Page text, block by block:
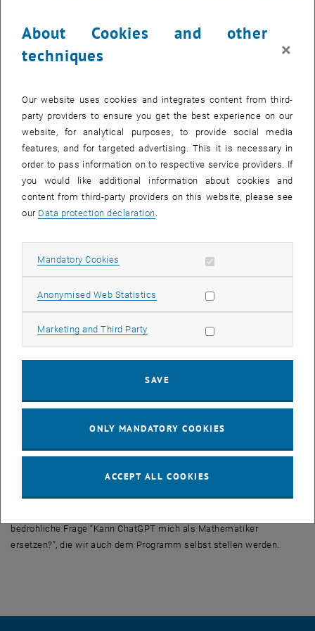
© privat
Wann & Wo?
Donnerstag, 23. März 2023, 18:00 Uhr
Freihaus TU Wien, Wiedner Hauptstraße 8-10, Hörsaal 8
Abstract
schreiben kann, ist derzeit in aller Munde (und auf allen
veröffentlicht, ist es in Nutzerzahlen die am schnellsten
Berichterstattung einen nüchternen (ernüchternden?) Blick auf
dieses “Large Language Model” werfen: Was kann es wirklich? Kann
hinaus? Hat es das Potential ein mathematischer Assistent, auf
Schul- bis Forschungsniveau, zu werden?
Diese Fragen wurden anhand von umfangreichen Datensätzen
bedrohliche Frage “Kann ChatGPT mich als Mathematiker
ersetzen?”, die wir auch dem Programm selbst stellen werden.
About Cookies and other
techniques
×
Our website uses cookies and integrates content from third-
party providers to ensure you get the best experience on our
website, for analytical purposes, to provide social media
features, and for targeted advertising. This it is necessary in
order to pass information on to respective service providers. If
you would like additional information about cookies and
content from third-party providers on this website, please see
our Data protection declaration
Mandatory Cookies Allow mandatory cookies
Anonymised Web Statistics Allow statistic cookies
Marketing and Third Party Allow marketing cookies
SAVE
ONLY MANDATORY COOKIES
ACCEPT ALL COOKIES